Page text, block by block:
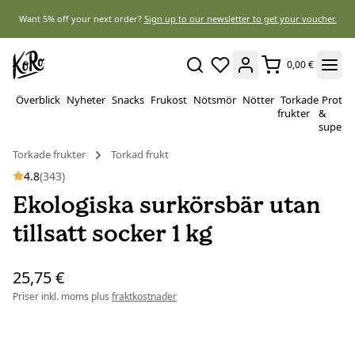
Want 5% off your next order? Sign up to our newsletter to get your voucher.
0,00 €
Överblick Nyheter Snacks Frukost Nötsmör Nötter Torkade
frukter
&
Torkade frukter
Torkad frukt
4.8(343)
Ekologiska surkörsbär utan
tillsatt socker 1 kg
25,75 €
Priser inkl. moms plus fraktkostnader